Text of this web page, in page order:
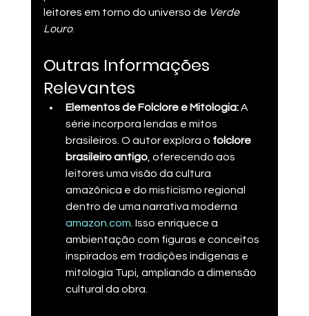
leitores em torno do universo de Verde
Louro.
Outras Informações
Relevantes
Elementos de Folclore e Mitologia: A
série incorpora lendas e mitos
brasileiros. O autor explora o folclore
brasileiro antigo, oferecendo aos
leitores uma visão da cultura
amazônica e do misticismo regional
dentro de uma narrativa moderna​
amazon.com. Isso enriquece a
ambientação com figuras e conceitos
inspirados em tradições indígenas e
mitologia Tupi, ampliando a dimensão
cultural da obra.